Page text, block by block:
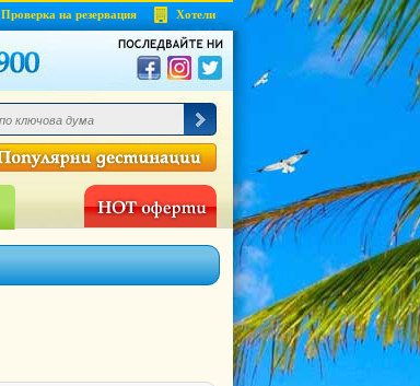
Проверка на резервация Хотели